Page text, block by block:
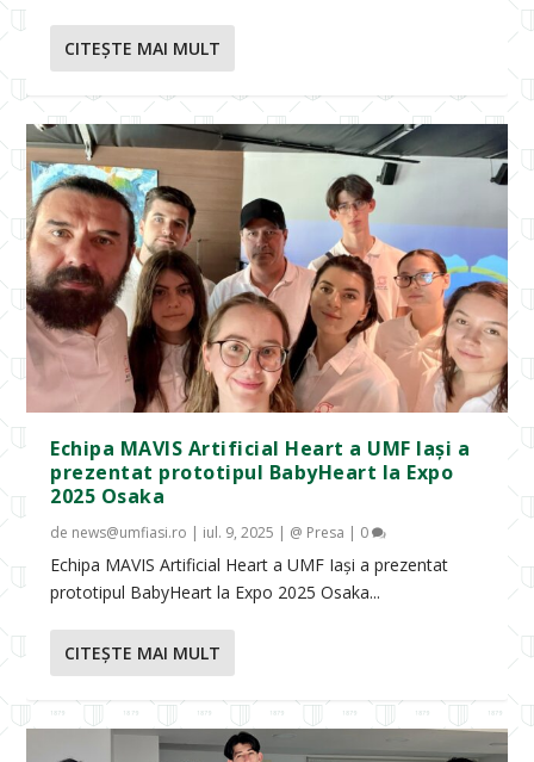
CITEŞTE MAI MULT
Echipa MAVIS Artificial Heart a UMF Iași a
prezentat prototipul BabyHeart la Expo
2025 Osaka
de news@umfiasi.ro | iul. 9, 2025 | @ Presa | 0
Echipa MAVIS Artificial Heart a UMF Iași a prezentat
prototipul BabyHeart la Expo 2025 Osaka...
CITEŞTE MAI MULT